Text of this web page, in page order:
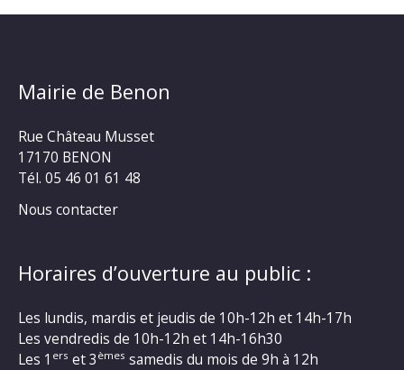
Mairie de Benon
Rue Château Musset
17170 BENON
Tél. 05 46 01 61 48
Nous contacter
Horaires d’ouverture au public :
Les lundis, mardis et jeudis de 10h-12h et 14h-17h
Les vendredis de 10h-12h et 14h-16h30
Les 1 ers et 3 èmes samedis du mois de 9h à 12h